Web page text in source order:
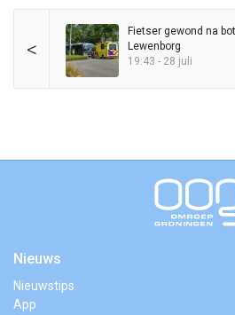
<
Fietser gewond na
Lewenborg
19:43 - 28 juli
Nieuws
Nieuwstips
App